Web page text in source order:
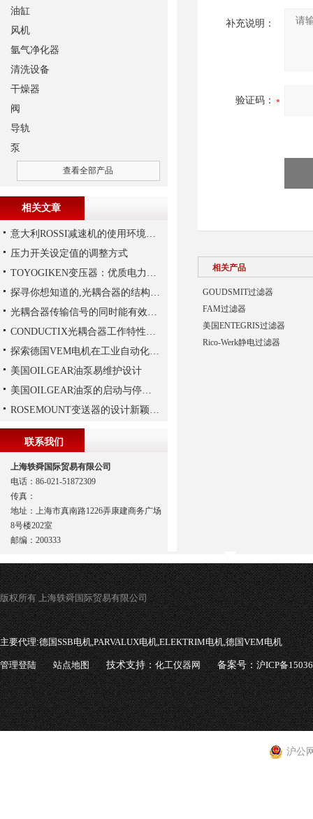
补充说明：
验证码：
相关产品
GOUDSMIT过滤器
FAM过滤器
美国ENTEGRIS过滤器
Rico-Werk静电过滤器
油缸
风机
氩气净化器
清洗设备
干燥器
阀
导轨
泵
查看全部产品
相关文章
意大利ROSSI减速机的使用环境和保养要求
压力开关设定值的调整方式
TOYOGIKEN变压器：优质电力转换与可靠性的解决方案“
探寻你想知道的,光耦合器的结构组成
光耦合器传输信号的同时能有效抑制尖脉冲机各种杂讯干扰
CONDUCTIX光耦合器工作特性讲解
探索德国VEM电机在工业自动化中的应用
美国OILGEAR油泵易维护设计
美国OILGEAR油泵的启动与停机操作注意
ROSEMOUNT变送器的设计新颖性且使用安全性
联系我们
上海轶舜国际贸易有限公司
电话：86-021-51872309
传真：
地址：上海市真南路1226弄康建商务广场
8号楼202室
邮编：200333
版权所有 上海轶舜国际贸易有限公司
主要代理:德国SSB电机,PARVALUX电机,ELEKTRIM电机,德国VEM电机
管理登陆 站点地图 技术支持：化工仪器网 备案号：沪ICP备
沪公